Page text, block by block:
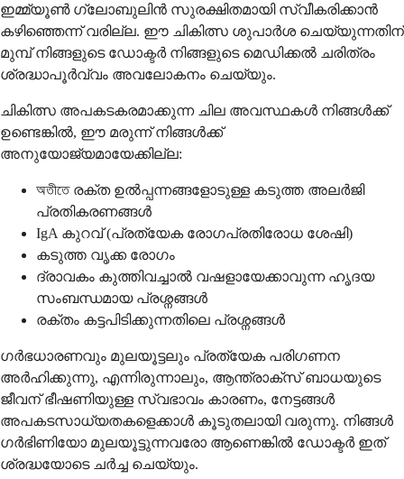
ഇമ്മ്യൂൺ ഗ്ലോബുലിൻ സുരക്ഷിതമായി സ്വീകരിക്കാൻ
കഴിഞ്ഞെന്ന് വരില്ല. ഈ ചികിത്സ ശുപാർശ ചെയ്യുന്നതിന്
മുമ്പ് നിങ്ങളുടെ ഡോക്ടർ നിങ്ങളുടെ മെഡിക്കൽ ചരിത്രം
ശ്രദ്ധാപൂർവ്വം അവലോകനം ചെയ്യും.
ചികിത്സ അപകടകരമാക്കുന്ന ചില അവസ്ഥകൾ നിങ്ങൾക്ക്
ഉണ്ടെങ്കിൽ, ഈ മരുന്ന് നിങ്ങൾക്ക്
അനുയോജ്യമായേക്കില്ല:
অতীতে രക്ത ഉൽപ്പന്നങ്ങളോടുള്ള കടുത്ത അലർജി
പ്രതികരണങ്ങൾ
IgA കുറവ് (പ്രത്യേക രോഗപ്രതിരോധ ശേഷി)
കടുത്ത വൃക്ക രോഗം
ദ്രാവകം കുത്തിവച്ചാൽ വഷളായേക്കാവുന്ന ഹൃദയ
സംബന്ധമായ പ്രശ്നങ്ങൾ
രക്തം കട്ടപിടിക്കുന്നതിലെ പ്രശ്നങ്ങൾ
ഗർഭധാരണവും മുലയൂട്ടലും പ്രത്യേക പരിഗണന
അർഹിക്കുന്നു, എന്നിരുന്നാലും, ആന്ത്രാക്സ് ബാധയുടെ
ജീവന് ഭീഷണിയുള്ള സ്വഭാവം കാരണം, നേട്ടങ്ങൾ
അപകടസാധ്യതകളെക്കാൾ കൂടുതലായി വരുന്നു. നിങ്ങൾ
ഗർഭിണിയോ മുലയൂട്ടുന്നവരോ ആണെങ്കിൽ ഡോക്ടർ ഇത്
ശ്രദ്ധയോടെ ചർച്ച ചെയ്യും.